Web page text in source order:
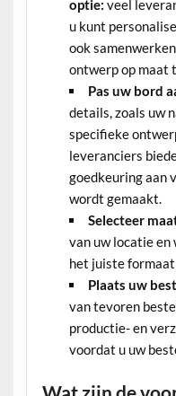
optie: veel
u kunt
ook
ontwerp op maat
Pas uw bord
details, zoals uw
specifieke
leveranciers
goedkeuring aan
wordt gemaakt.
Selecteer
van uw locatie
het juiste
Plaats uw
van tevoren
productie- en
voordat u uw